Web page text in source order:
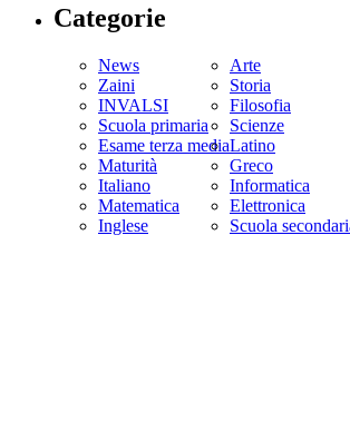
Categorie
News
Zaini
INVALSI
Scuola primaria
Esame terza media
Maturità
Italiano
Matematica
Inglese
Arte
Storia
Filosofia
Scienze
Latino
Greco
Informatica
Elettronica
Scuola